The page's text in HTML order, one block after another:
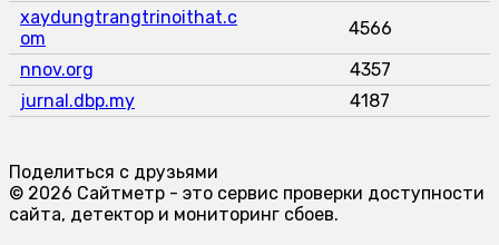
xaydungtrangtrinoithat.c
om
4566
nnov.org
4357
jurnal.dbp.my
4187
Поделиться с друзьями
© 2026 Сайтметр - это сервис проверки доступности
сайта, детектор и мониторинг сбоев.